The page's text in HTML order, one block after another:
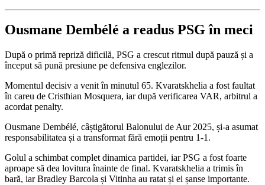
Ousmane Dembélé a readus PSG în meci
După o primă repriză dificilă, PSG a crescut ritmul după pauză și a
început să pună presiune pe defensiva englezilor.
Momentul decisiv a venit în minutul 65. Kvaratskhelia a fost faultat
în careu de Cristhian Mosquera, iar după verificarea VAR, arbitrul a
acordat penalty.
Ousmane Dembélé, câștigătorul Balonului de Aur 2025, și-a asumat
responsabilitatea și a transformat fără emoții pentru 1-1.
Golul a schimbat complet dinamica partidei, iar PSG a fost foarte
aproape să dea lovitura înainte de final. Kvaratskhelia a trimis în
bară, iar Bradley Barcola și Vitinha au ratat și ei șanse importante.